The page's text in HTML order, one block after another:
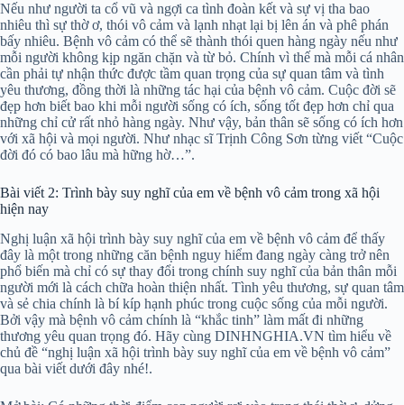
Nếu như người ta cổ vũ và ngợi ca tình đoàn kết và sự vị tha bao
nhiêu thì sự thờ ơ, thói vô cảm và lạnh nhạt lại bị lên án và phê phán
bấy nhiêu. Bệnh vô cảm có thể sẽ thành thói quen hàng ngày nếu như
mỗi người không kịp ngăn chặn và từ bỏ. Chính vì thế mà mỗi cá nhân
cần phải tự nhận thức được tầm quan trọng của sự quan tâm và tình
yêu thương, đồng thời là những tác hại của bệnh vô cảm. Cuộc đời sẽ
đẹp hơn biết bao khi mỗi người sống có ích, sống tốt đẹp hơn chỉ qua
những chỉ cử rất nhỏ hàng ngày. Như vậy, bản thân sẽ sống có ích hơn
với xã hội và mọi người. Như nhạc sĩ Trịnh Công Sơn từng viết “Cuộc
đời đó có bao lâu mà hững hờ…”.
Bài viết 2: Trình bày suy nghĩ của em về bệnh vô cảm trong xã hội
hiện nay
Nghị luận xã hội trình bày suy nghĩ của em về bệnh vô cảm để thấy
đây là một trong những căn bệnh nguy hiểm đang ngày càng trở nên
phổ biến mà chỉ có sự thay đổi trong chính suy nghĩ của bản thân mỗi
người mới là cách chữa hoàn thiện nhất. Tình yêu thương, sự quan tâm
và sẻ chia chính là bí kíp hạnh phúc trong cuộc sống của mỗi người.
Bởi vậy mà bệnh vô cảm chính là “khắc tinh” làm mất đi những
thương yêu quan trọng đó. Hãy cùng DINHNGHIA.VN tìm hiểu về
chủ đề “nghị luận xã hội trình bày suy nghĩ của em về bệnh vô cảm”
qua bài viết dưới đây nhé!.